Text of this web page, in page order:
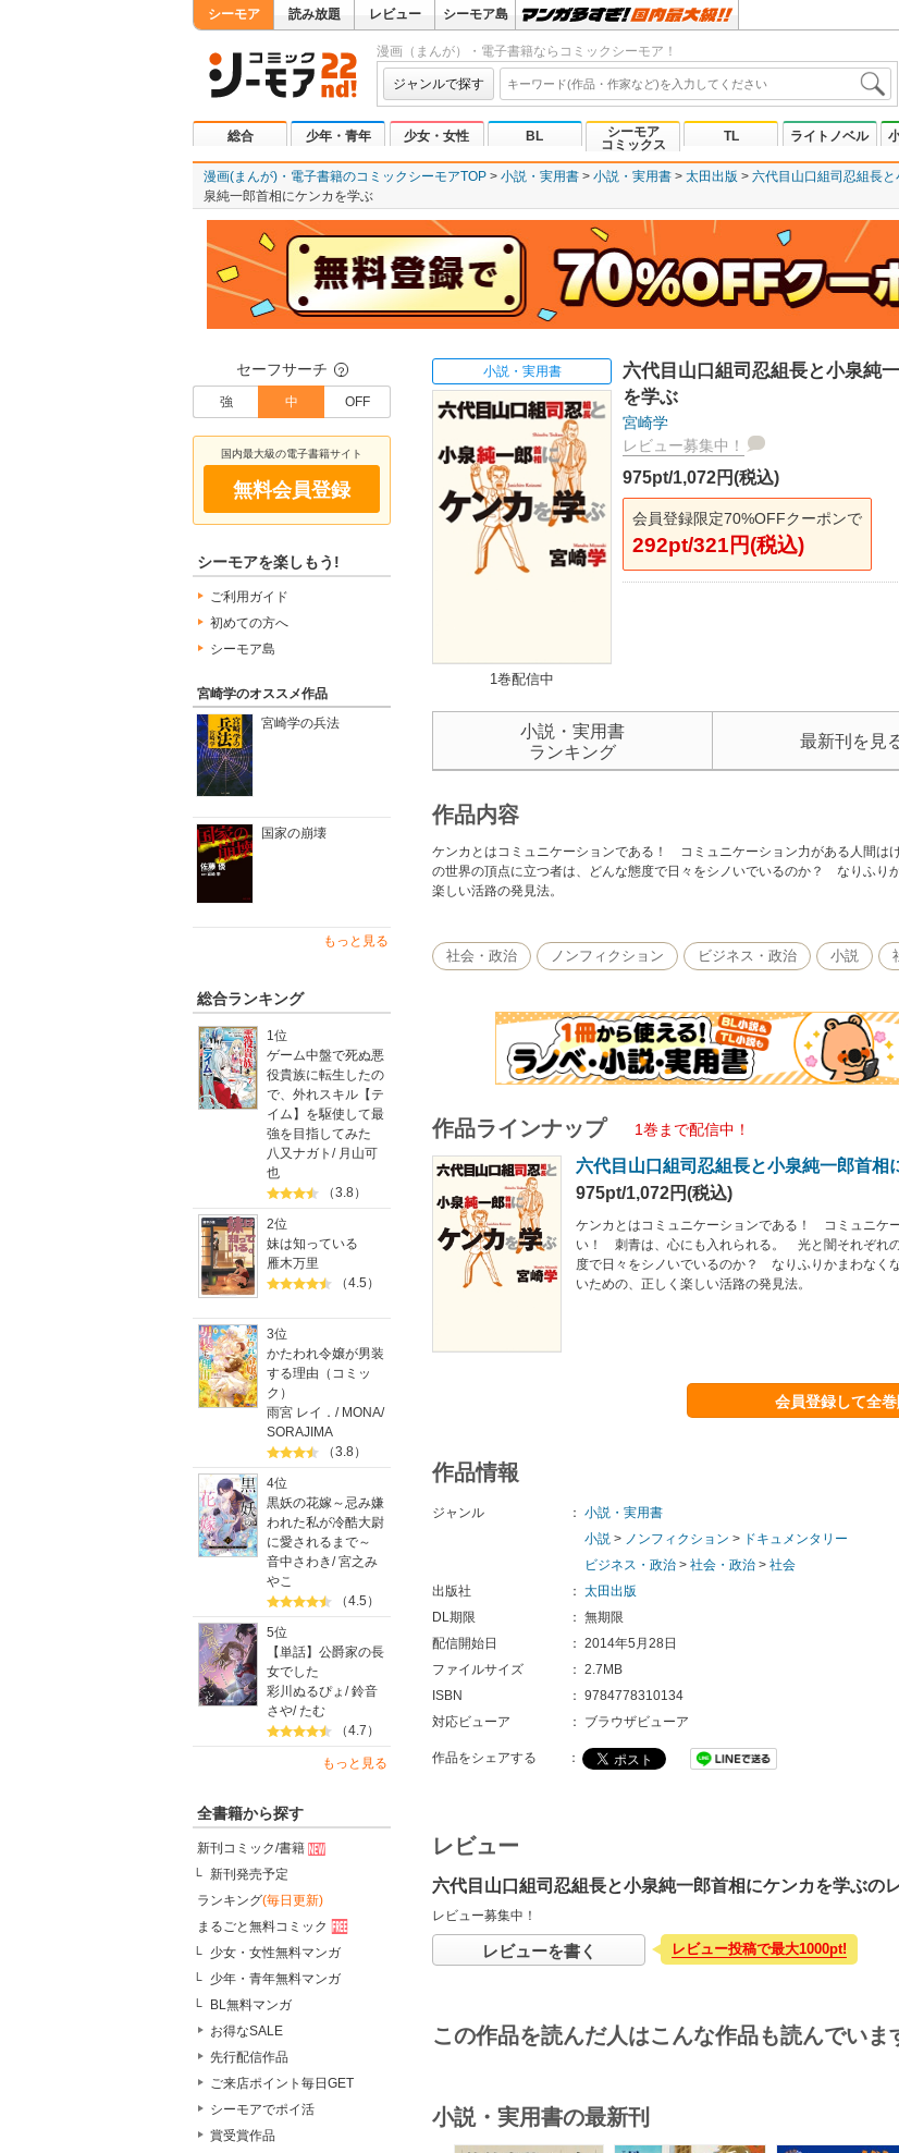
シーモア 読み放題 レビュー シーモア島
漫画（まんが）・電子書籍ならコミックシーモア！
ジャンルで探す
総合 少年・青年 少女・女性 BL
シーモア
コミックス
TL ライトノベル
漫画(まんが)・電子書籍のコミックシーモアTOP 小説・実用書 小説・実用書 太田出版 六代目山口組司忍組長
泉純一郎首相にケンカを学ぶ
セーフサーチ ？
強 中 OFF
国内最大級の電子書籍サイト
無料会員登録
シーモアを楽しもう!
ご利用ガイド
初めての方へ
シーモア島
宮崎学のオススメ作品
宮崎学の兵法
国家の崩壊
もっと見る
総合ランキング
1位
ゲーム中盤で死ぬ悪
役貴族に転生したの
で、外れスキル【テ
イム】を駆使して最
強を目指してみた
八又ナガト / 月山可
也
（3.8）
2位
妹は知っている
雁木万里
（4.5）
3位
かたわれ令嬢が男装
する理由（コミッ
ク）
雨宮 レイ． / MONA/
SORAJIMA
（3.8）
4位
黒妖の花嫁～忌み嫌
われた私が冷酷大尉
に愛されるまで～
音中さわき/宮之み
やこ
（4.5）
5位
【単話】公爵家の長
女でした
彩川ぬるぴょ /鈴音
さや/たむ
（4.7）
もっと見る
全書籍から探す
新刊コミック/書籍
新刊発売予定
ランキング(毎日更新)
まるごと無料コミック
少女・女性無料マンガ
少年・青年無料マンガ
BL無料マンガ
お得なSALE
先行配信作品
ご来店ポイント毎日GET
シーモアでポイ活
賞受賞作品
小説・実用書
1巻配信中
六代目山口組司忍組長と小泉純
を学ぶ
宮崎学
レビュー募集中！
975pt/1,072円(税込)
会員登録限定70%OFFクーポンで
292pt/321円(税込)
小説・実用書
ランキング
最新刊を見
作品内容
ケンカとはコミュニケーションである！ コミュニケーション力がある人間
の世界の頂点に立つ者は、どんな態度で日々をシノいでいるのか？ なりふり
楽しい活路の発見法。
社会・政治 ノンフィクション ビジネス・政治 小説
作品ラインナップ 1巻まで配信中！
六代目山口組司忍組長と小泉純一郎首相
975pt/1,072円(税込)
ケンカとはコミュニケーションである！ コミュニケ
い！ 刺青は、心にも入れられる。 光と闇それぞれ
度で日々をシノいでいるのか？ なりふりかまわなく
いための、正しく楽しい活路の発見法。
会員登録して全
作品情報
ジャンル ： 小説・実用書
小説 > ノンフィクション > ドキュメンタリー
ビジネス・政治 > 社会・政治 > 社会
出版社
： 太田出版
DL期限
： 無期限
配信開始日
： 2014年5月28日
ファイルサイズ
： 2.7MB
ISBN
： 9784778310134
対応ビューア
： ブラウザビューア
作品をシェアする ：
レビュー
六代目山口組司忍組長と小泉純一郎首相にケンカを学ぶの
レビュー募集中！
レビューを書く レビュー投稿で最大1000pt!
この作品を読んだ人はこんな作品も読んでいま
小説・実用書の最新刊